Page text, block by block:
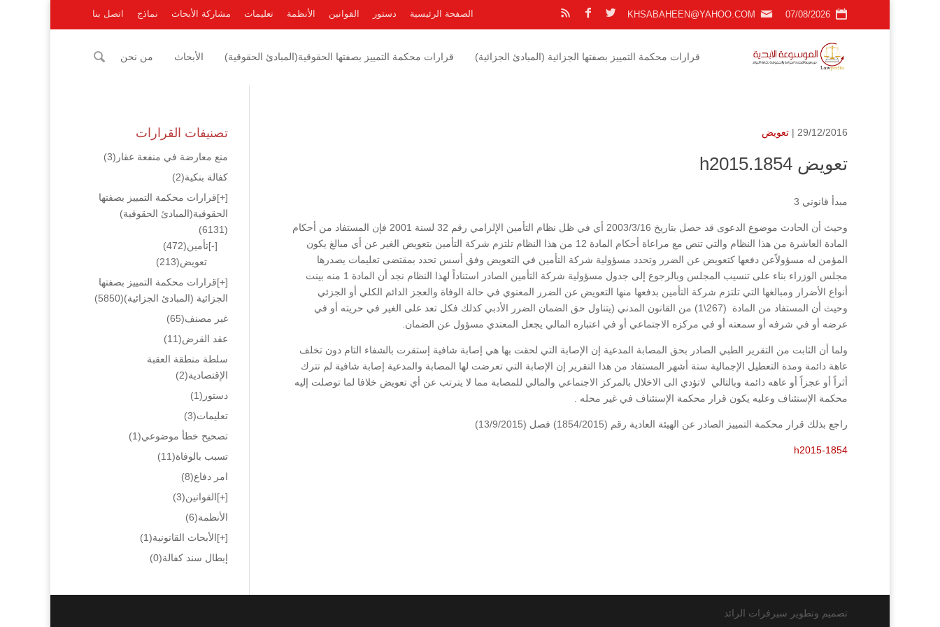
07/08/2026
KHSABAHEEN@YAHOO.COM الصفحة الرئيسية دستور القوانين الأنظمة تعليمات مشاركة الأبحاث نماذج اتصل بنا
قرارات محكمة التمييز بصفتها الجزائية (المبادئ الجزائية) قرارات محكمة التمييز بصفتها الحقوقية(المبادئ الحقوقية) الأبحاث من نحن
29/12/2016 | تعويض
تعويض h2015.1854
مبدأ قانوني 3
وحيث أن الحادث موضوع الدعوى قد حصل بتاريخ 2003/3/16 أي في ظل نظام التأمين الإلزامي رقم 32 لسنة 2001 فإن المستفاد من أحكام
المادة العاشرة من هذا النظام والتي تنص مع مراعاة أحكام المادة 12 من هذا النظام تلتزم شركة التأمين بتعويض الغير عن أي مبالغ يكون
المؤمن له مسؤولاًعن دفعها كتعويض عن الضرر وتحدد مسؤولية شركة التأمين في التعويض وفق أسس تحدد بمقتضى تعليمات يصدرها
مجلس الوزراء بناء على تنسيب المجلس وبالرجوع إلى جدول مسؤولية شركة التأمين الصادر استناداً لهذا النظام نجد أن المادة 1 منه بينت
أنواع الأضرار ومبالغها التي تلتزم شركة التأمين بدفعها منها التعويض عن الضرر المعنوي في حالة الوفاة والعجز الدائم الكلي أو الجزئي
وحيث أن المستفاد من المادة (267\1) من القانون المدني (يتناول حق الضمان الضرر الأدبي كذلك فكل تعد على الغير في حريته أو في
عرضه أو في شرفه أو سمعته أو في مركزه الاجتماعي أو في اعتباره المالي يجعل المعتدي مسؤول عن الضمان.
ولما أن الثابت من التقرير الطبي الصادر بحق المصابة المدعية إن الإصابة التي لحقت بها هي إصابة شافية إستقرت بالشفاء التام دون تخلف
عاهة دائمة ومدة التعطيل الإجمالية ستة أشهر المستفاد من هذا التقرير إن الإصابة التي تعرضت لها المصابة والمدعية إصابة شافية لم تترك
أثراً أو عجزاً أو عاهه دائمة وبالتالي لاتؤدي الى الاخلال بالمركز الاجتماعي والمالي للمصابة مما لا يترتب عن أي تعويض خلافا لما توصلت إليه
محكمة الإستئناف وعليه يكون قرار محكمة الإستئناف في غير محله .
راجع بذلك قرار محكمة التمييز الصادر عن الهيئة العادية رقم (1854/2015) فصل (13/9/2015)
h2015-1854
تصنيفات القرارات
منع معارضة في منفعة عقار (3)
كفالة بنكية(2)
[+]قرارات محكمة التمييز بصفتها
الحقوقية(المبادئ الحقوقية)
(6131)
[-]تأمين(472)
تعويض(213)
[+]قرارات محكمة التمييز بصفتها
الجزائية (المبادئ الجزائية)(5850)
غير مصنف(65)
عقد القرض(11)
سلطة منطقة العقبة
الإقتصادية(2)
دستور (1)
تعليمات(3)
تصحيح خطأ موضوعي(1)
تسبب بالوفاة(11)
امر دفاع(8)
[+]القوانين(3)
الأنظمة(6)
[+]الأبحاث القانونية(1)
إبطال سند كفالة(0)
تصميم وتطوير سيرفرات الرائد